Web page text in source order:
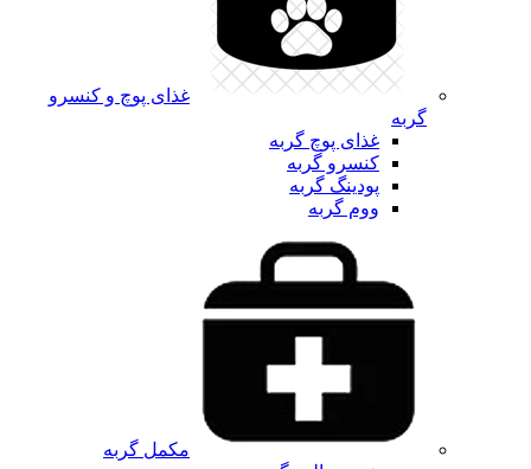
غذای پوچ و کنسرو
گربه
غذای پوچ گربه
کنسرو گربه
پودینگ گربه
ووم گربه
مکمل گربه